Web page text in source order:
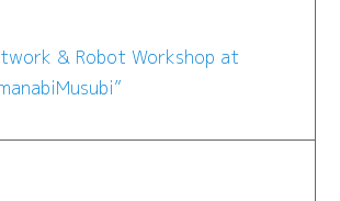
& Robot Workshop at